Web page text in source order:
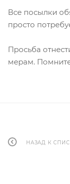
Все посылки
просто
Просьба
мерам.
НАЗАД К